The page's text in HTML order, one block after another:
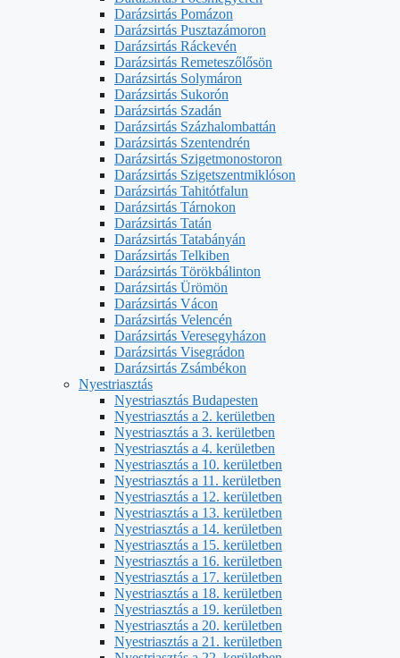
Darázsirtás Pomázon
Darázsirtás Pusztazámoron
Darázsirtás Ráckevén
Darázsirtás Remeteszőlősön
Darázsirtás Solymáron
Darázsirtás Sukorón
Darázsirtás Szadán
Darázsirtás Százhalombattán
Darázsirtás Szentendrén
Darázsirtás Szigetmonostoron
Darázsirtás Szigetszentmiklóson
Darázsirtás Tahitótfalun
Darázsirtás Tárnokon
Darázsirtás Tatán
Darázsirtás Tatabányán
Darázsirtás Telkiben
Darázsirtás Törökbálinton
Darázsirtás Ürömön
Darázsirtás Vácon
Darázsirtás Velencén
Darázsirtás Veresegyházon
Darázsirtás Visegrádon
Darázsirtás Zsámbékon
Nyestriasztás
Nyestriasztás Budapesten
Nyestriasztás a 2. kerületben
Nyestriasztás a 3. kerületben
Nyestriasztás a 4. kerületben
Nyestriasztás a 10. kerületben
Nyestriasztás a 11. kerületben
Nyestriasztás a 12. kerületben
Nyestriasztás a 13. kerületben
Nyestriasztás a 14. kerületben
Nyestriasztás a 15. kerületben
Nyestriasztás a 16. kerületben
Nyestriasztás a 17. kerületben
Nyestriasztás a 18. kerületben
Nyestriasztás a 19. kerületben
Nyestriasztás a 20. kerületben
Nyestriasztás a 21. kerületben